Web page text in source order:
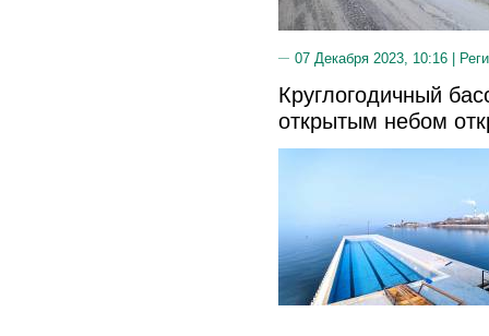
07 Декабря 2023, 10:16 |
Круглогодичный
открытым небом